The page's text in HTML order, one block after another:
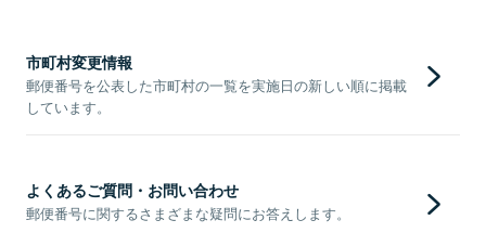
市町村変更情報
郵便番号を公表した市町村の一覧を実施日の新しい順に掲載
しています。
よくあるご質問・お問い合わせ
郵便番号に関するさまざまな疑問にお答えします。